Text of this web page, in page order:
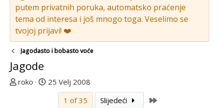
putem privatnih poruka, automatsko praćenje
tema od interesa i još mnogo toga. Veselimo se
tvojoj prijavi! ❤️
Jagodasto i bobasto voće
Jagode
T
roko
D
25 Velj 2008
1 of 35
Slijedeći